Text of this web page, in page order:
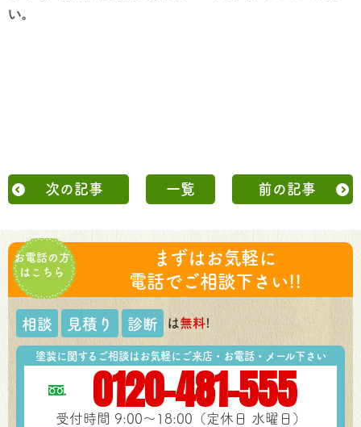
い。
次の記事 一覧 前の記事
お電話の方
はこちら
まずはお気軽に
電話でご相談下さい!!
相談 見積り 診断 は無料!
塗装に関するご相談はお気軽にご来店・お電話・メール下さい
0120-481-555
受付時間 9:00～18:00（定休日 水曜日）